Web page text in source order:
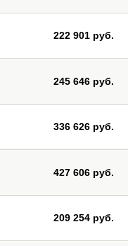
222 901 руб.
245 646 руб.
336 626 руб.
427 606 руб.
209 254 руб.